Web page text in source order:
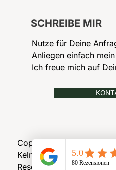
Copyrights ©Kerim
Kelmendi 2023 | All rights
Reserved
Nutze für Deine
Anliegen einfach
Ich freue mich auf
SCHREIBE MIR